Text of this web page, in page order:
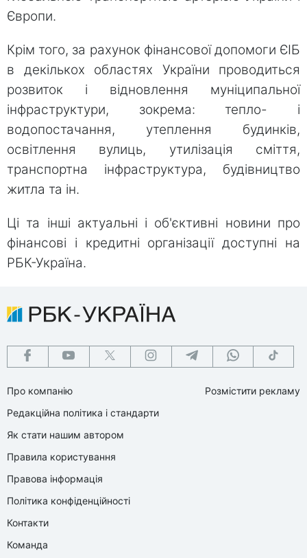
Європи.
Крім того, за рахунок фінансової допомоги ЄІБ
в декількох областях України проводиться
розвиток і відновлення муніципальної
інфраструктури, зокрема: тепло- і
водопостачання, утеплення будинків,
освітлення вулиць, утилізація сміття,
транспортна інфраструктура, будівництво
житла та ін.
Ці та інші актуальні і об'єктивні новини про
фінансові і кредитні організації доступні на
РБК-Україна.
Про компанію
Редакційна політика і стандарти
Як стати нашим автором
Правила користування
Правова інформація
Політика конфіденційності
Контакти
Команда
Розмістити рекламу